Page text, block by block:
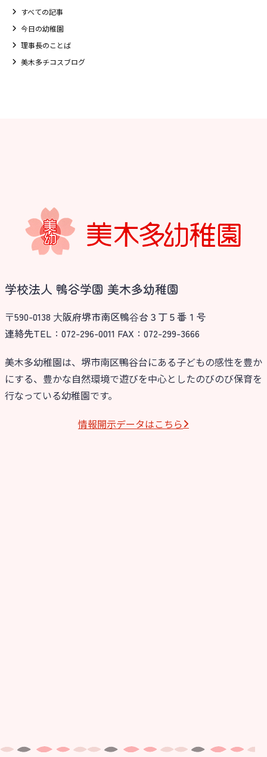
すべての記事
今日の幼稚園
理事長のことば
美木多チコスブログ
学校法人 鴨谷学園 美木多幼稚園
〒590-0138 ⼤阪府堺市南区鴨⾕台３丁５番１号
連絡先TEL：072-296-0011 FAX：072-299-3666
美木多幼稚園は、堺市南区鴨谷台にある子どもの感性を豊か
にする、豊かな自然環境で遊びを中心としたのびのび保育を
行なっている幼稚園です。
情報開⽰データはこちら